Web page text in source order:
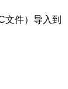
文件）导入到